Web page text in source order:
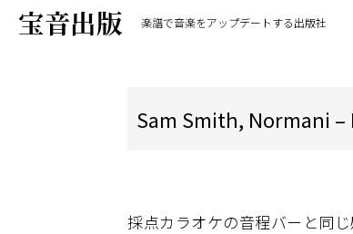
楽譜で音楽をアップデートする出版社
Sam Smith, Normani
採点カラオケの音程バーと同